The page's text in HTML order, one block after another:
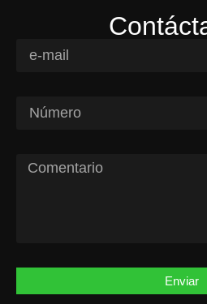
Enviar